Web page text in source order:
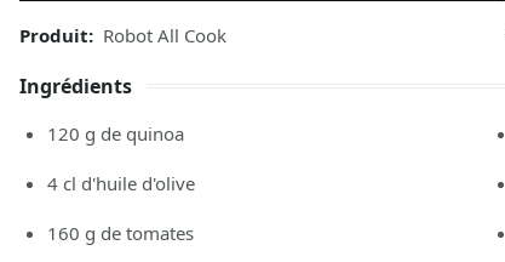
Produit: Robot All Cook
Ingrédients
120 g de quinoa
4 cl d'huile d'olive
160 g de tomates